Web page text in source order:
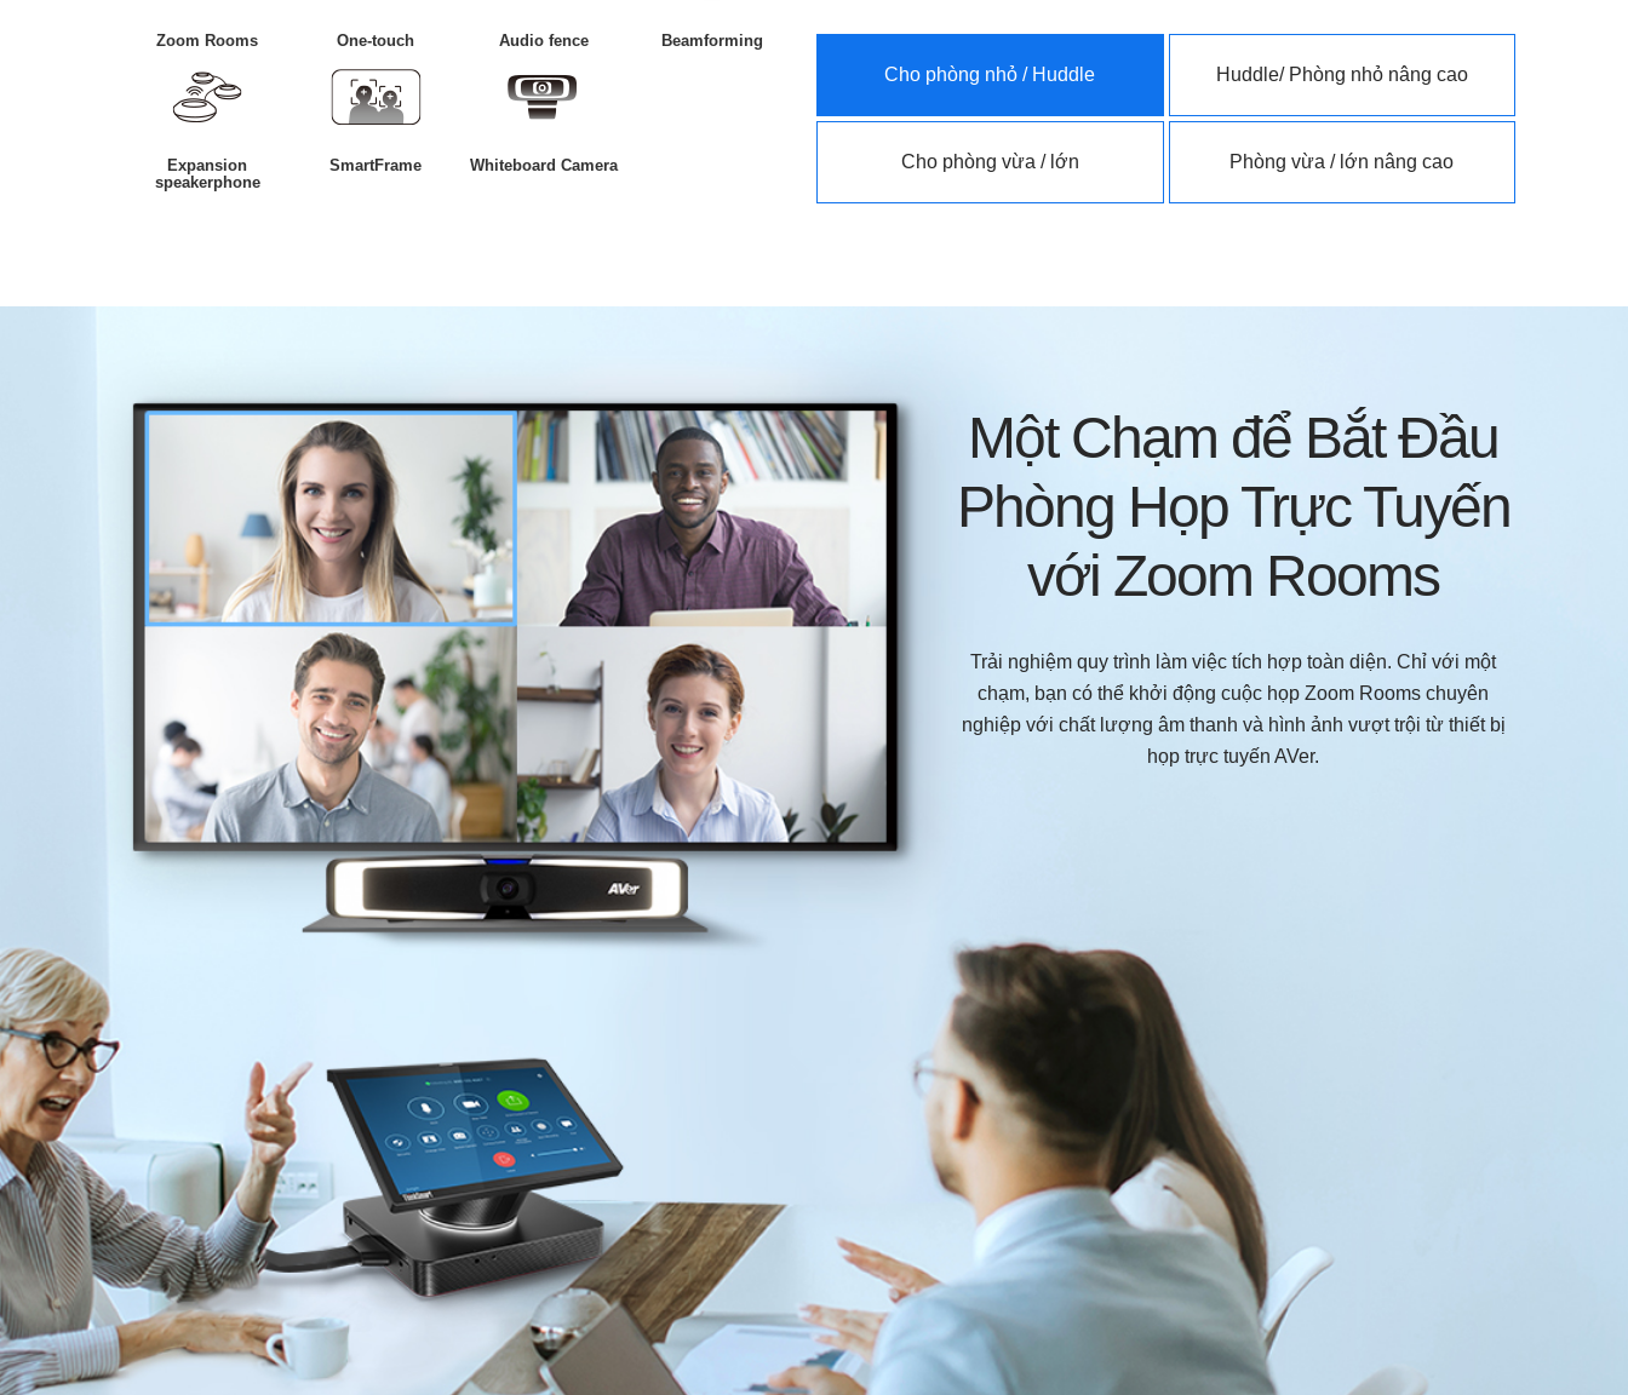
Cho phòng nhỏ / Huddle Huddle/ Phòng nhỏ nâng cao
Cho phòng vừa / lớn Phòng vừa / lớn nâng cao
Zoom Rooms One-touch Audio fence Beamforming
Expansion
speakerphone
SmartFrame Whiteboard Camera
Một Chạm để Bắt Đầu
Phòng Họp Trực Tuyến
với Zoom Rooms
Trải nghiệm quy trình làm việc tích hợp toàn diện. Chỉ với một
chạm, bạn có thể khởi động cuộc họp Zoom Rooms chuyên
nghiệp với chất lượng âm thanh và hình ảnh vượt trội từ thiết bị
họp trực tuyến AVer.